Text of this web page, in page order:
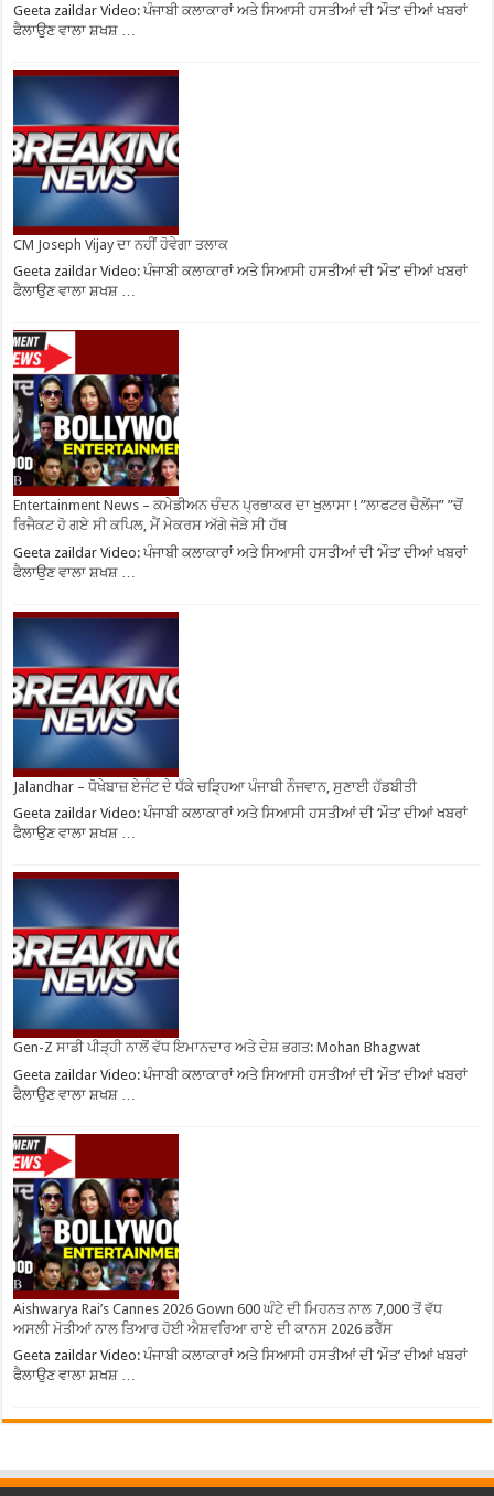
Geeta zaildar Video: ਪੰਜਾਬੀ ਕਲਾਕਾਰਾਂ ਅਤੇ ਸਿਆਸੀ ਹਸਤੀਆਂ ਦੀ ‘ਮੌਤ’ ਦੀਆਂ ਖਬਰਾਂ
ਫੈਲਾਉਣ ਵਾਲਾ ਸ਼ਖਸ਼ …
CM Joseph Vijay ਦਾ ਨਹੀਂ ਹੋਵੇਗਾ ਤਲਾਕ
Geeta zaildar Video: ਪੰਜਾਬੀ ਕਲਾਕਾਰਾਂ ਅਤੇ ਸਿਆਸੀ ਹਸਤੀਆਂ ਦੀ ‘ਮੌਤ’ ਦੀਆਂ ਖਬਰਾਂ
ਫੈਲਾਉਣ ਵਾਲਾ ਸ਼ਖਸ਼ …
Entertainment News – ਕਮੇਡੀਅਨ ਚੰਦਨ ਪ੍ਰਭਾਕਰ ਦਾ ਖੁਲਾਸਾ ! ”ਲਾਫਟਰ ਚੈਲੇਂਜ” ”ਚੋਂ
ਰਿਜੈਕਟ ਹੋ ਗਏ ਸੀ ਕਪਿਲ, ਮੈਂ ਮੇਕਰਸ ਅੱਗੇ ਜੋੜੇ ਸੀ ਹੱਥ
Geeta zaildar Video: ਪੰਜਾਬੀ ਕਲਾਕਾਰਾਂ ਅਤੇ ਸਿਆਸੀ ਹਸਤੀਆਂ ਦੀ ‘ਮੌਤ’ ਦੀਆਂ ਖਬਰਾਂ
ਫੈਲਾਉਣ ਵਾਲਾ ਸ਼ਖਸ਼ …
Jalandhar – ਧੋਖੇਬਾਜ਼ ਏਜੰਟ ਦੇ ਧੱਕੇ ਚੜ੍ਹਿਆ ਪੰਜਾਬੀ ਨੌਜਵਾਨ, ਸੁਣਾਈ ਹੱਡਬੀਤੀ
Geeta zaildar Video: ਪੰਜਾਬੀ ਕਲਾਕਾਰਾਂ ਅਤੇ ਸਿਆਸੀ ਹਸਤੀਆਂ ਦੀ ‘ਮੌਤ’ ਦੀਆਂ ਖਬਰਾਂ
ਫੈਲਾਉਣ ਵਾਲਾ ਸ਼ਖਸ਼ …
Gen-Z ਸਾਡੀ ਪੀੜ੍ਹੀ ਨਾਲੋਂ ਵੱਧ ਇਮਾਨਦਾਰ ਅਤੇ ਦੇਸ਼ ਭਗਤ: Mohan Bhagwat
Geeta zaildar Video: ਪੰਜਾਬੀ ਕਲਾਕਾਰਾਂ ਅਤੇ ਸਿਆਸੀ ਹਸਤੀਆਂ ਦੀ ‘ਮੌਤ’ ਦੀਆਂ ਖਬਰਾਂ
ਫੈਲਾਉਣ ਵਾਲਾ ਸ਼ਖਸ਼ …
Aishwarya Rai’s Cannes 2026 Gown 600 ਘੰਟੇ ਦੀ ਮਿਹਨਤ ਨਾਲ 7,000 ਤੋਂ ਵੱਧ
ਅਸਲੀ ਮੋਤੀਆਂ ਨਾਲ ਤਿਆਰ ਹੋਈ ਐਸ਼ਵਰਿਆ ਰਾਏ ਦੀ ਕਾਨਸ 2026 ਡਰੈੱਸ
Geeta zaildar Video: ਪੰਜਾਬੀ ਕਲਾਕਾਰਾਂ ਅਤੇ ਸਿਆਸੀ ਹਸਤੀਆਂ ਦੀ ‘ਮੌਤ’ ਦੀਆਂ ਖਬਰਾਂ
ਫੈਲਾਉਣ ਵਾਲਾ ਸ਼ਖਸ਼ …